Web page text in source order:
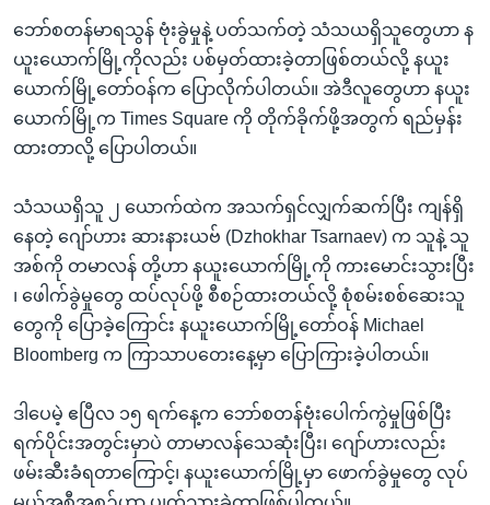
ရန်
ရှာဖွေ
ရန်
နေရာ
သို့
ရန်
ဘာသာစကားများ
ဘော်စတန်မာရသွန် ဗုံးခွဲမှုနဲ့ ပတ်သက်တဲ့ သံသယရှိသူတွေဟာ န
ယူးယောက်မြို့ကိုလည်း ပစ်မှတ်ထားခဲ့တာဖြစ်တယ်လို့ နယူး
ယောက်မြို့တော်ဝန်က ပြောလိုက်ပါတယ်။ အဲဒီလူတွေဟာ နယူး
ယောက်မြို့က Times Square ကို တိုက်ခိုက်ဖို့အတွက် ရည်မှန်း
ထားတာလို့ ပြောပါတယ်။
သံသယရှိသူ ၂ ယောက်ထဲက အသက်ရှင်လျှက်ဆက်ပြီး ကျန်ရှိ
နေတဲ့ ဂျော်ဟား ဆားနားယဗ် (Dzhokhar Tsarnaev) က သူနဲ့ သူ
အစ်ကို တမာလန် တို့ဟာ နယူးယောက်မြို့ကို ကားမောင်းသွားပြီး
၊ ဖေါက်ခွဲမှုတွေ ထပ်လုပ်ဖို့ စီစဉ်ထားတယ်လို့ စုံစမ်းစစ်ဆေးသူ
တွေကို ပြောခဲ့ကြောင်း နယူးယောက်မြို့တော်ဝန် Michael
Bloomberg က ကြာသာပတေးနေ့မှာ ပြောကြားခဲ့ပါတယ်။
ဒါပေမဲ့ ဧပြီလ ၁၅ ရက်နေ့က ဘော်စတန်ဗုံးပေါက်ကွဲမှုဖြစ်ပြီး
ရက်ပိုင်းအတွင်းမှာပဲ တာမာလန်သေဆုံးပြီး၊ ဂျော်ဟားလည်း
ဖမ်းဆီးခံရတာကြောင့်၊ နယူးယောက်မြို့မှာ ဖောက်ခွဲမှုတွေ လုပ်